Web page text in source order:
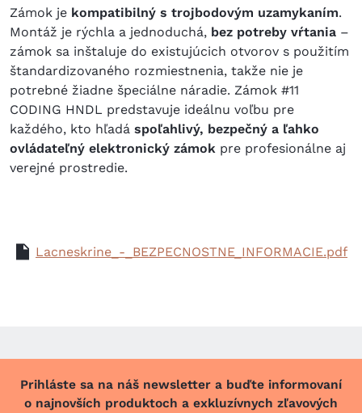
Zámok je kompatibilný s trojbodovým uzamykaním.
Montáž je rýchla a jednoduchá, bez potreby vŕtania –
zámok sa inštaluje do existujúcich otvorov s použitím
štandardizovaného rozmiestnenia, takže nie je
potrebné žiadne špeciálne náradie. Zámok #11
CODING HNDL predstavuje ideálnu voľbu pre
každého, kto hľadá spoľahlivý, bezpečný a ľahko
ovládateľný elektronický zámok pre profesionálne aj
verejné prostredie.
Lacneskrine_-_BEZPECNOSTNE_INFORMACIE.pdf
Prihláste sa na náš newsletter a buďte informovaní
o najnovších produktoch a exkluzívnych zľavových